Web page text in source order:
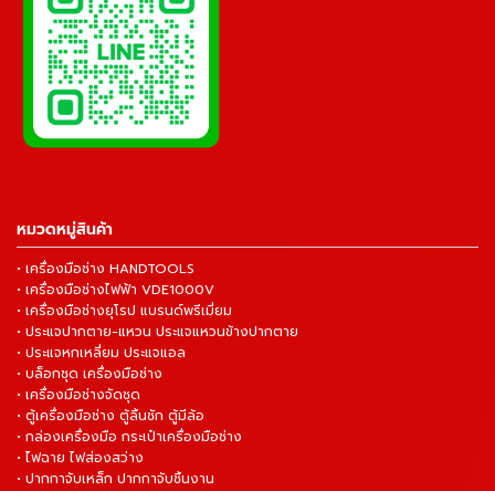
หมวดหมู่สินค้า
• เครื่องมือช่าง HANDTOOLS
• เครื่องมือช่างไฟฟ้า VDE1000V
• เครื่องมือช่างยุโรป แบรนด์พรีเมี่ยม
• ประแจปากตาย-แหวน ประแจแหวนข้างปากตาย
• ประแจหกเหลี่ยม ประแจแอล
• บล็อกชุด เครื่องมือช่าง
• เครื่องมือช่างจัดชุด
• ตู้เครื่องมือช่าง ตู้ลิ้นชัก ตู้มีล้อ
• กล่องเครื่องมือ กระเป๋าเครื่องมือช่าง
• ไฟฉาย ไฟส่องสว่าง
• ปากกาจับเหล็ก ปากกาจับชิ้นงาน